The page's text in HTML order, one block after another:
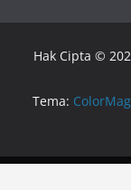
Hak Cipta ©
Tema: ColorMag